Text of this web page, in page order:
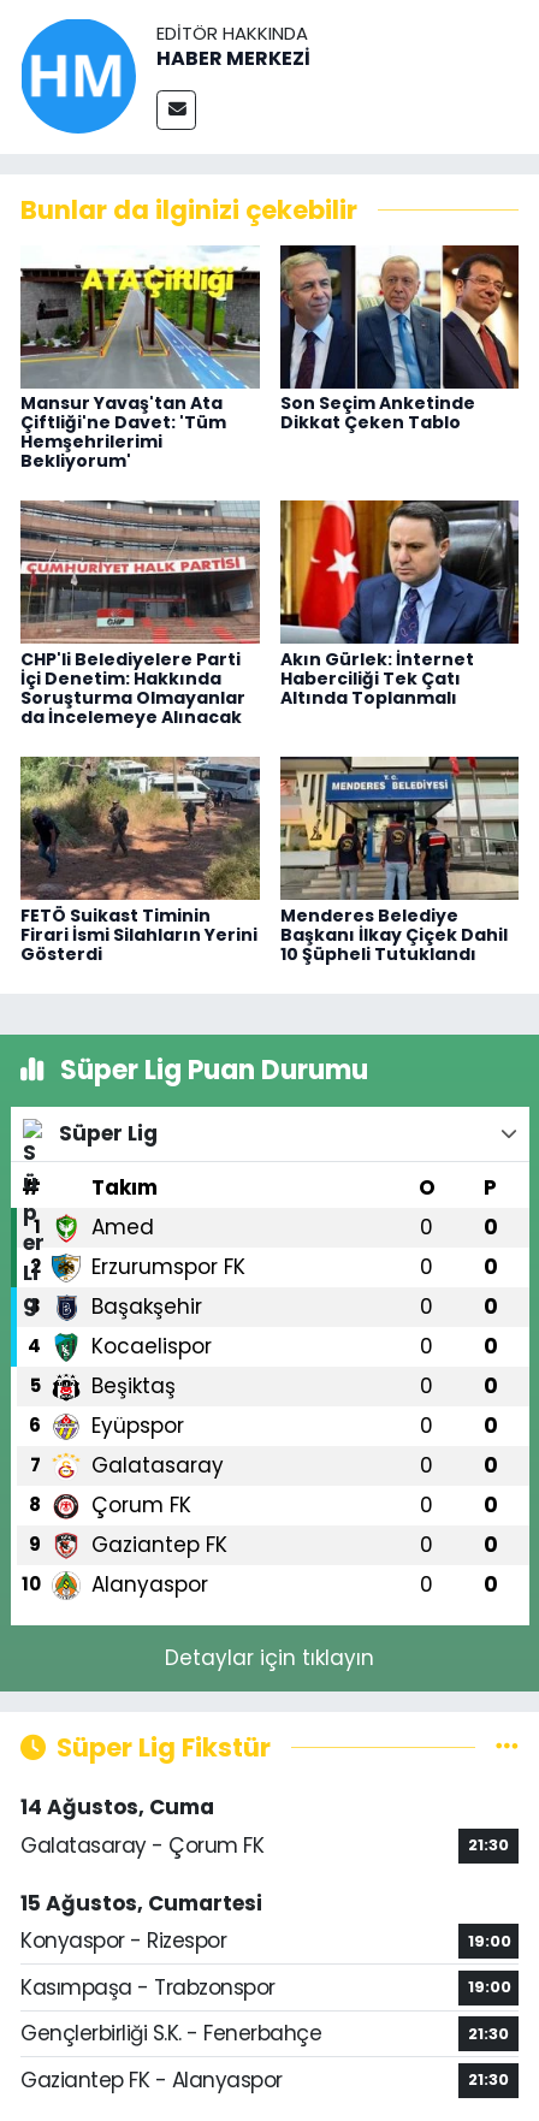
EDITÖR HAKKINDA
HABER MERKEZİ
Bunlar da ilginizi çekebilir
Mansur Yavaş'tan Ata
Çiftliği'ne Davet: 'Tüm
Hemşehrilerimi
Bekliyorum'
Son Seçim Anketinde
Dikkat Çeken Tablo
CHP'li Belediyelere Parti
İçi Denetim: Hakkında
Soruşturma Olmayanlar
da İncelemeye Alınacak
Akın Gürlek: İnternet
Haberciliği Tek Çatı
Altında Toplanmalı
FETÖ Suikast Timinin
Firari İsmi Silahların Yerini
Gösterdi
Menderes Belediye
Başkanı İlkay Çiçek Dahil
10 Şüpheli Tutuklandı
Süper Lig Puan Durumu
Süper Lig
#
Takım O P
1 Amed 0 0
2 Erzurumspor FK 0 0
3 Başakşehir 0 0
4 Kocaelispor 0 0
5 Beşiktaş 0 0
6 Eyüpspor 0 0
7 Galatasaray 0 0
8 Çorum FK 0 0
9 Gaziantep FK 0 0
10 Alanyaspor 0 0
Detaylar için tıklayın
Süper Lig Fikstür
14 Ağustos, Cuma
Galatasaray - Çorum FK
21:30
15 Ağustos, Cumartesi
Konyaspor - Rizespor
19:00
Kasımpaşa - Trabzonspor 19:00
Gençlerbirliği S.K. - Fenerbahçe 21:30
Gaziantep FK - Alanyaspor 21:30